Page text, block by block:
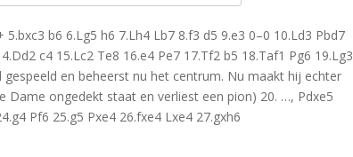
5.bxc3 b6 6.Lg5 h6 7.Lh4 Lb7 8.f3 d5 9.e3 0–0 10.Ld3 Pbd7
c4 15.Lc2 Te8 16.e4 Pe7 17.Tf2 b5 18.Taf1 Pg6 19.Lg3
en beheerst nu het centrum. Nu maakt hij echter
Dame ongedekt staat en verliest een pion) 20. …, Pdxe5
Pf6 25.g5 Pxe4 26.fxe4 Lxe4 27.gxh6